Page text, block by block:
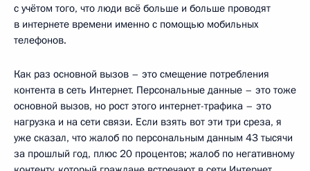
с учётом того, что люди всё больше и больше проводят
в интернете времени именно с помощью мобильных
телефонов.
Как раз основной вызов – это смещение потребления
контента в сеть Интернет. Персональные данные – это тоже
основной вызов, но рост этого интернет-трафика – это
нагрузка и на сети связи. Если взять вот эти три среза, я
уже сказал, что жалоб по персональным данным 43 тысячи
за прошлый год, плюс 20 процентов; жалоб по негативному